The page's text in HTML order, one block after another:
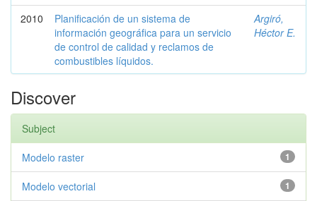
2010
Planificación de un sistema de
información geográfica para un servicio
de control de calidad y reclamos de
combustibles líquidos.
Argiró,
Héctor E.
Discover
Subject
1
Modelo raster
1
Modelo vectorial